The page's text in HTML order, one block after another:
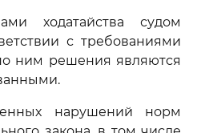
ходатайства судом
с требованиями
ним решения являются
нарушений норм